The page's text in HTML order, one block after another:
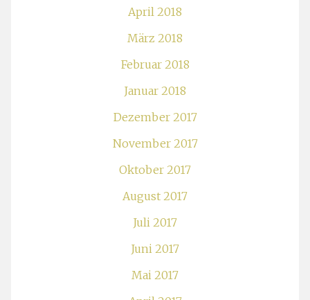
April 2018
März 2018
Februar 2018
Januar 2018
Dezember 2017
November 2017
Oktober 2017
August 2017
Juli 2017
Juni 2017
Mai 2017